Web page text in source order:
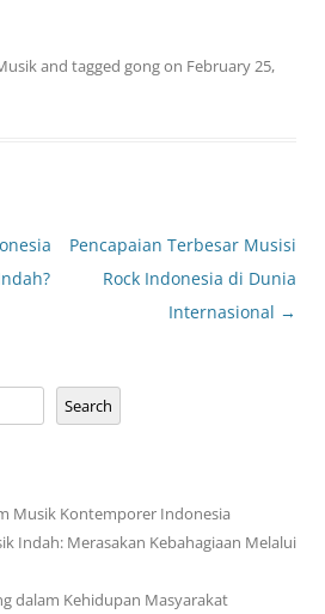
and tagged gongon February 25,
Pencapaian Terbesar Musisi
Rock Indonesia di Dunia
Internasional →
Search
Musik Kontemporer Indonesia
Indah: Merasakan Kebahagiaan Melalui
dalam Kehidupan Masyarakat